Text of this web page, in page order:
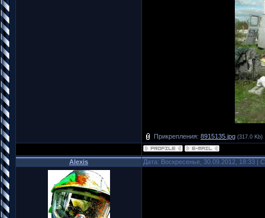
Прикрепления: 8915135.jpg (317.0 Kb)
Alexis Дата: Воскресенье, 30.09.2012, 18:33 |